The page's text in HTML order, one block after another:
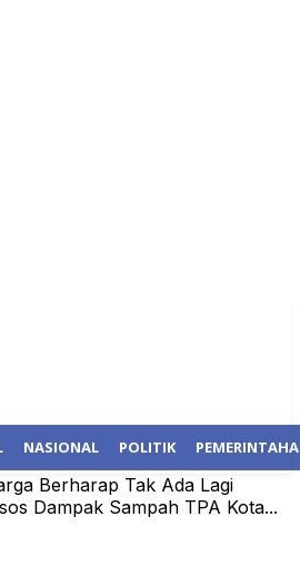
NASIONAL POLITIK
Berharap Tak Ada Lagi
Dampak Sampah TPA Kota...